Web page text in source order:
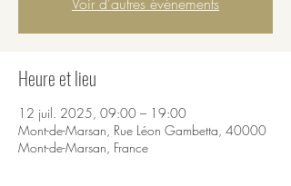
Heure et lieu
12 juil. 2025, 09:00 – 19:00
Mont-de-Marsan, Rue Léon Gambetta, 40000
Mont-de-Marsan, France